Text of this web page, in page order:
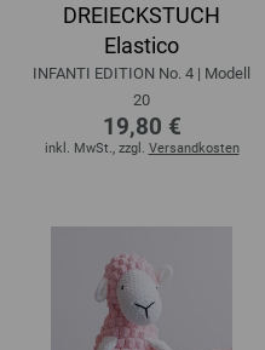
DREIECKSTUCH
Elastico
INFANTI EDITION No. 4 | Modell
20
19,80 €
inkl. MwSt., zzgl. Versandkosten